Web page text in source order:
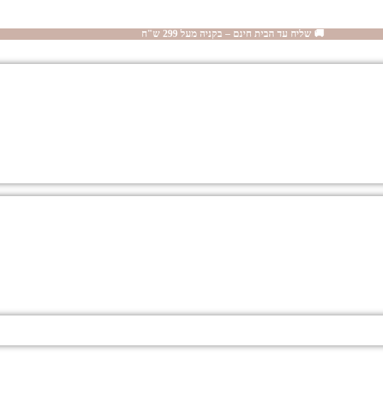
🚚 שליח עד הבית חינם – בקניה מעל 299 ש"ח